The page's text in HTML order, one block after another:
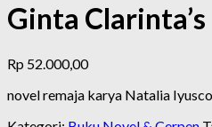
Ginta Clarinta’s
Rp 52.000,00
novel remaja karya Natalia